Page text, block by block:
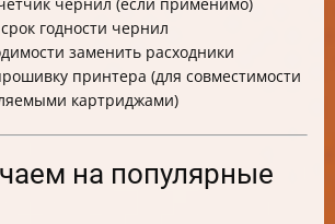
годности чернил
заменить расходники
принтера (для совместимости
картриджами)
на популярные